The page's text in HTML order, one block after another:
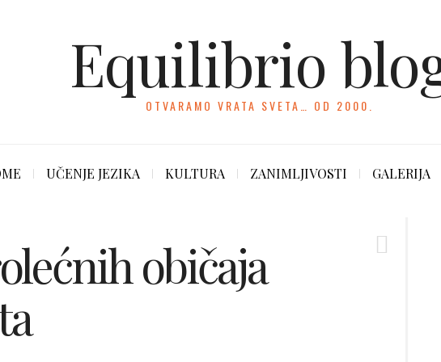
Equilibrio
OTVARAMO VRATA SVETA… OD 2000.
UČENJE JEZIKA KULTURA ZANIMLJIVOSTI GALERIJA
običaja